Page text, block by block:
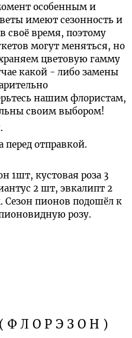
особенным и
имеют сезонность и
своё время, поэтому
могут меняться, но
цветовую гамму
какой - либо замены
нашим флористам,
своим выбором!
отправкой.
1шт, кустовая роза 3
2 шт, эвкалипт 2
пионов подошёл к
розу.
(ФЛОРЭЗОН)